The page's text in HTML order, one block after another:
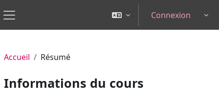
Panneau latéral
Connexion
Accueil Résumé
Informations du cours